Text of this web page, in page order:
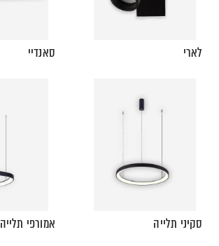
לארי סאנדיי
סקיני תלייה אמורפי תלייה